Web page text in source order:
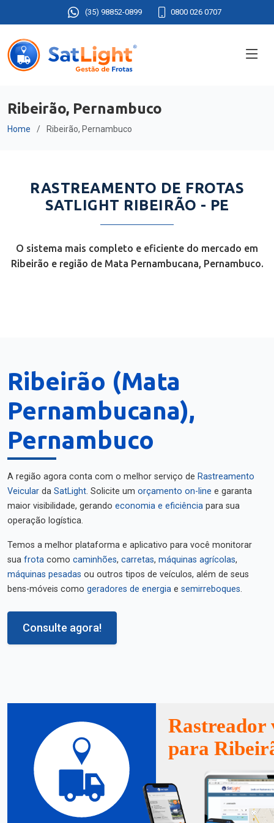
(35) 98852-0899 0800 026 0707
Ribeirão, Pernambuco
Home Ribeirão, Pernambuco
RASTREAMENTO DE FROTAS
SATLIGHT RIBEIRÃO - PE
O sistema mais completo e eficiente do mercado em
Ribeirão e região de Mata Pernambucana, Pernambuco.
Ribeirão (Mata
Pernambucana),
Pernambuco
A região agora conta com o melhor serviço de Rastreamento
Veicular da SatLight. Solicite um orçamento on-line e garanta
maior visibilidade, gerando economia e eficiência para sua
operação logística.
Temos a melhor plataforma e aplicativo para você monitorar
sua frota como caminhões, carretas, máquinas agrícolas,
máquinas pesadas ou outros tipos de veículos, além de seus
bens-móveis como geradores de energia e semirreboques.
Consulte agora!
Rastreador
para